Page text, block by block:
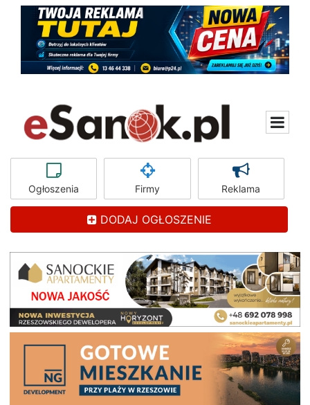
Ogłoszenia Firmy Reklama
DODAJ OGŁOSZENIE